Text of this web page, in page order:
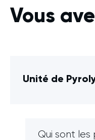
Vous
Unité de
Qui sont les